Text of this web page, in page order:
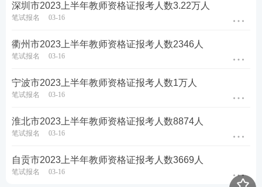
深圳市2023上半年教师资格证报考人数3.22万人
笔试报名 03-16
衢州市2023上半年教师资格证报考人数2346人
笔试报名 03-16
宁波市2023上半年教师资格证报考人数1万人
笔试报名 03-16
淮北市2023上半年教师资格证报考人数8874人
笔试报名 03-16
自贡市2023上半年教师资格证报考人数3669人
笔试报名 03-16